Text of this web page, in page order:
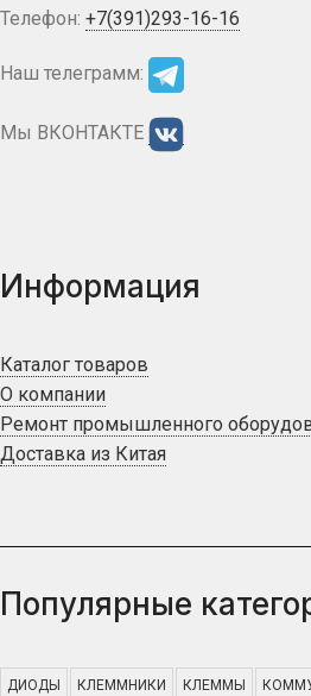
Телефон: +7(391)293-16-16
Наш телеграмм:
Мы ВКОНТАКТЕ
Информация
Каталог товаров
О компании
Ремонт промышленного
Доставка из Китая
Популярные
ДИОДЫ КЛЕММНИКИ КЛЕММЫ